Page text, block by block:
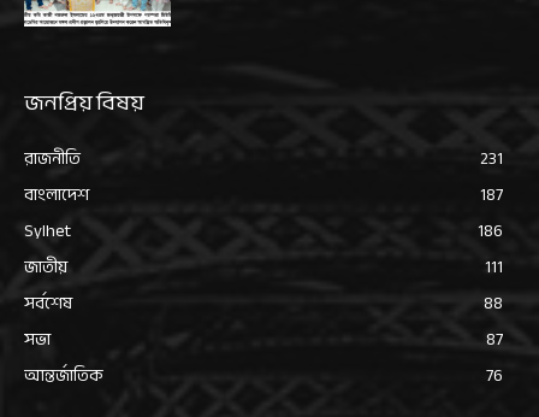
জনপ্রিয় বিষয়
রাজনীতি
231
বাংলাদেশ
187
Sylhet
186
জাতীয়
111
সর্বশেষ
88
সভা
87
আন্তর্জাতিক
76